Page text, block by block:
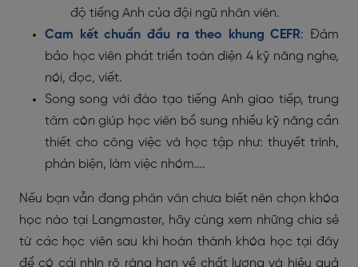
độ tiếng Anh của đội ngũ nhân viên.
Cam kết chuẩn đầu ra theo khung CEFR: Đảm
bảo học viên phát triển toàn diện 4 kỹ năng nghe,
nói, đọc, viết.
Song song với đào tạo tiếng Anh giao tiếp, trung
tâm còn giúp học viên bổ sung nhiều kỹ năng cần
thiết cho công việc và học tập như: thuyết trình,
phản biện, làm việc nhóm….
Nếu bạn vẫn đang phân vân chưa biết nên chọn khóa
học nào tại Langmaster, hãy cùng xem những chia sẻ
từ các học viên sau khi hoàn thành khóa học tại đây
để có cái nhìn rõ ràng hơn về chất lượng và hiệu quả